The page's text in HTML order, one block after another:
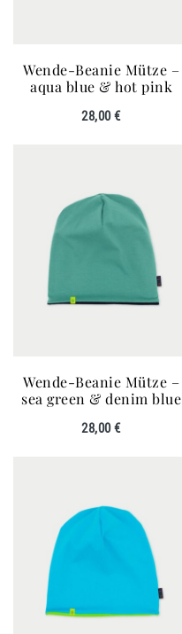
Wende-Beanie Mütze –
aqua blue & hot pink
28,00€
Wende-Beanie Mütze –
sea green & denim blue
28,00€